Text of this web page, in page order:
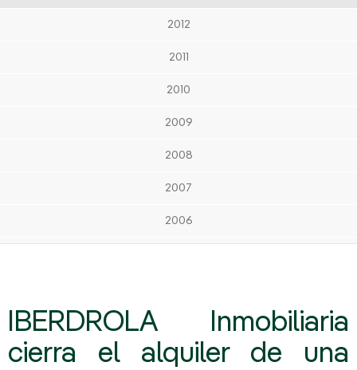
2012
2011
2010
2009
2008
2007
2006
IBERDROLA Inmobiliaria
cierra el alquiler de una